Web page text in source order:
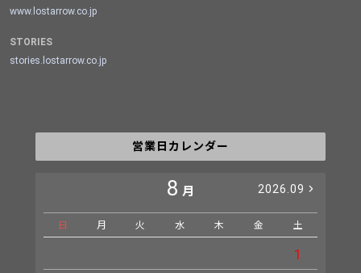
www.lostarrow.co.jp
STORIES
stories.lostarrow.co.jp
営業日カレンダー
8 月 2026.09
日 月 火 水 木 金 土
1